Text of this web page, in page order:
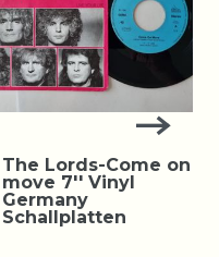
The Lords-Come on
move 7'' Vinyl
Germany
Schallplatten